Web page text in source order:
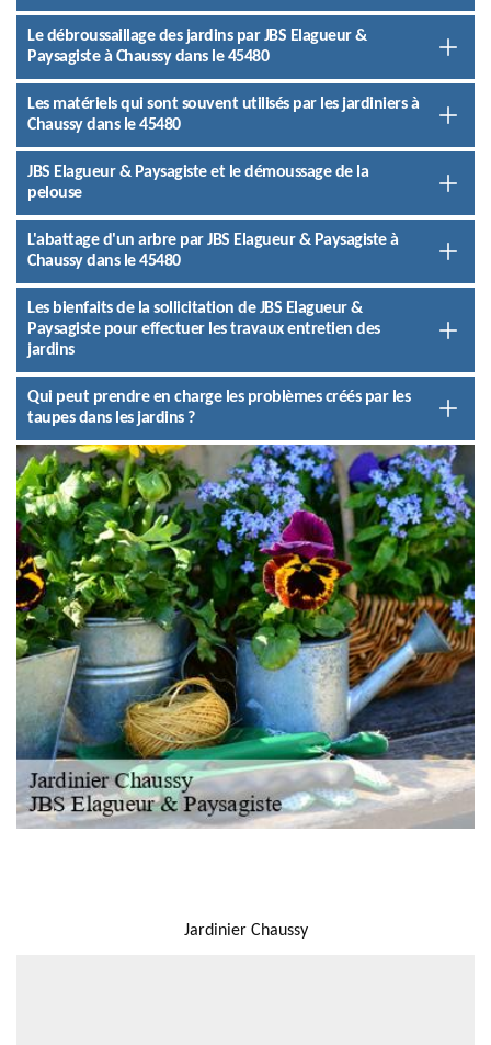
Le débroussaillage des jardins par JBS Elagueur &
Paysagiste à Chaussy dans le 45480
Les matériels qui sont souvent utilisés par les jardiniers à
Chaussy dans le 45480
JBS Elagueur & Paysagiste et le démoussage de la
pelouse
L'abattage d'un arbre par JBS Elagueur & Paysagiste à
Chaussy dans le 45480
Les bienfaits de la sollicitation de JBS Elagueur &
Paysagiste pour effectuer les travaux entretien des
jardins
Qui peut prendre en charge les problèmes créés par les
taupes dans les jardins ?
Jardinier Chaussy